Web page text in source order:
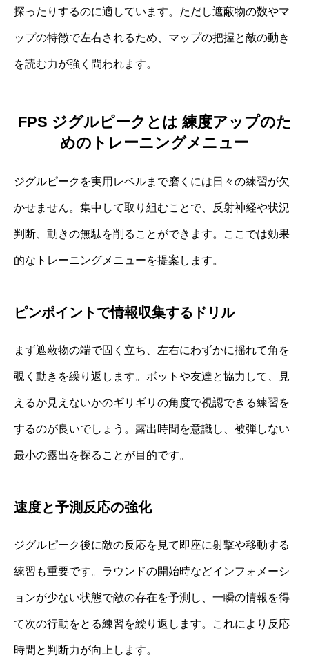
探ったりするのに適しています。ただし遮蔽物の数やマ
ップの特徴で左右されるため、マップの把握と敵の動き
を読む力が強く問われます。
FPS ジグルピークとは 練度アップのた
めのトレーニングメニュー
ジグルピークを実用レベルまで磨くには日々の練習が欠
かせません。集中して取り組むことで、反射神経や状況
判断、動きの無駄を削ることができます。ここでは効果
的なトレーニングメニューを提案します。
ピンポイントで情報収集するドリル
まず遮蔽物の端で固く立ち、左右にわずかに揺れて角を
覗く動きを繰り返します。ボットや友達と協力して、見
えるか見えないかのギリギリの角度で視認できる練習を
するのが良いでしょう。露出時間を意識し、被弾しない
最小の露出を探ることが目的です。
速度と予測反応の強化
ジグルピーク後に敵の反応を見て即座に射撃や移動する
練習も重要です。ラウンドの開始時などインフォメーシ
ョンが少ない状態で敵の存在を予測し、一瞬の情報を得
て次の行動をとる練習を繰り返します。これにより反応
時間と判断力が向上します。